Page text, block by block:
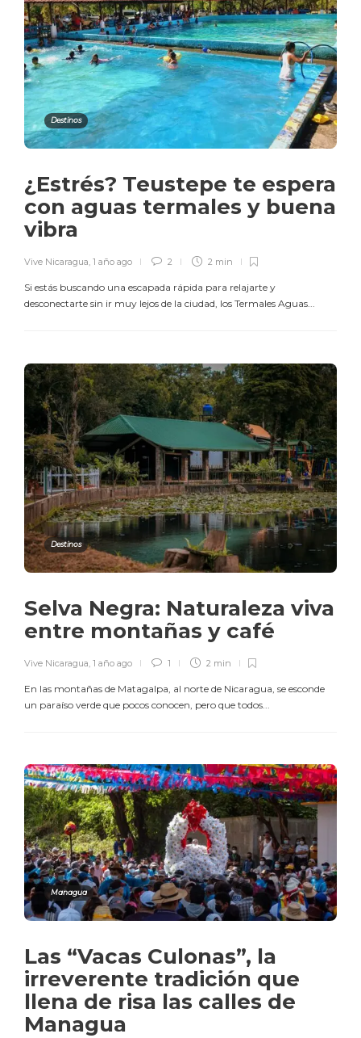
Destinos
¿Estrés? Teustepe te espera
con aguas termales y buena
vibra
Vive Nicaragua, 1 año ago 2 2 min
Si estás buscando una escapada rápida para relajarte y
desconectarte sin ir muy lejos de la ciudad, los Termales Aguas...
Destinos
Selva Negra: Naturaleza viva
entre montañas y café
Vive Nicaragua 1 año ago 1 2 min
En las montañas de Matagalpa, al norte de Nicaragua, se esconde
un paraíso verde que pocos conocen, pero que todos...
Managua
Las “Vacas Culonas”, la
irreverente tradición que
llena de risa las calles de
Managua